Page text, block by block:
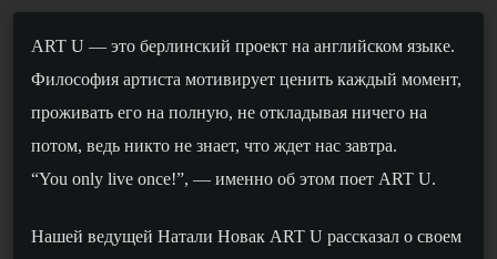
ART U — это берлинский проект на английском языке.
Философия артиста мотивирует ценить каждый момент,
проживать его на полную, не откладывая ничего на
потом, ведь никто не знает, что ждет нас завтра.
“You only live once!”, — именно об этом поет ART U.
Нашей ведущей Натали Новак ART U рассказал о своем